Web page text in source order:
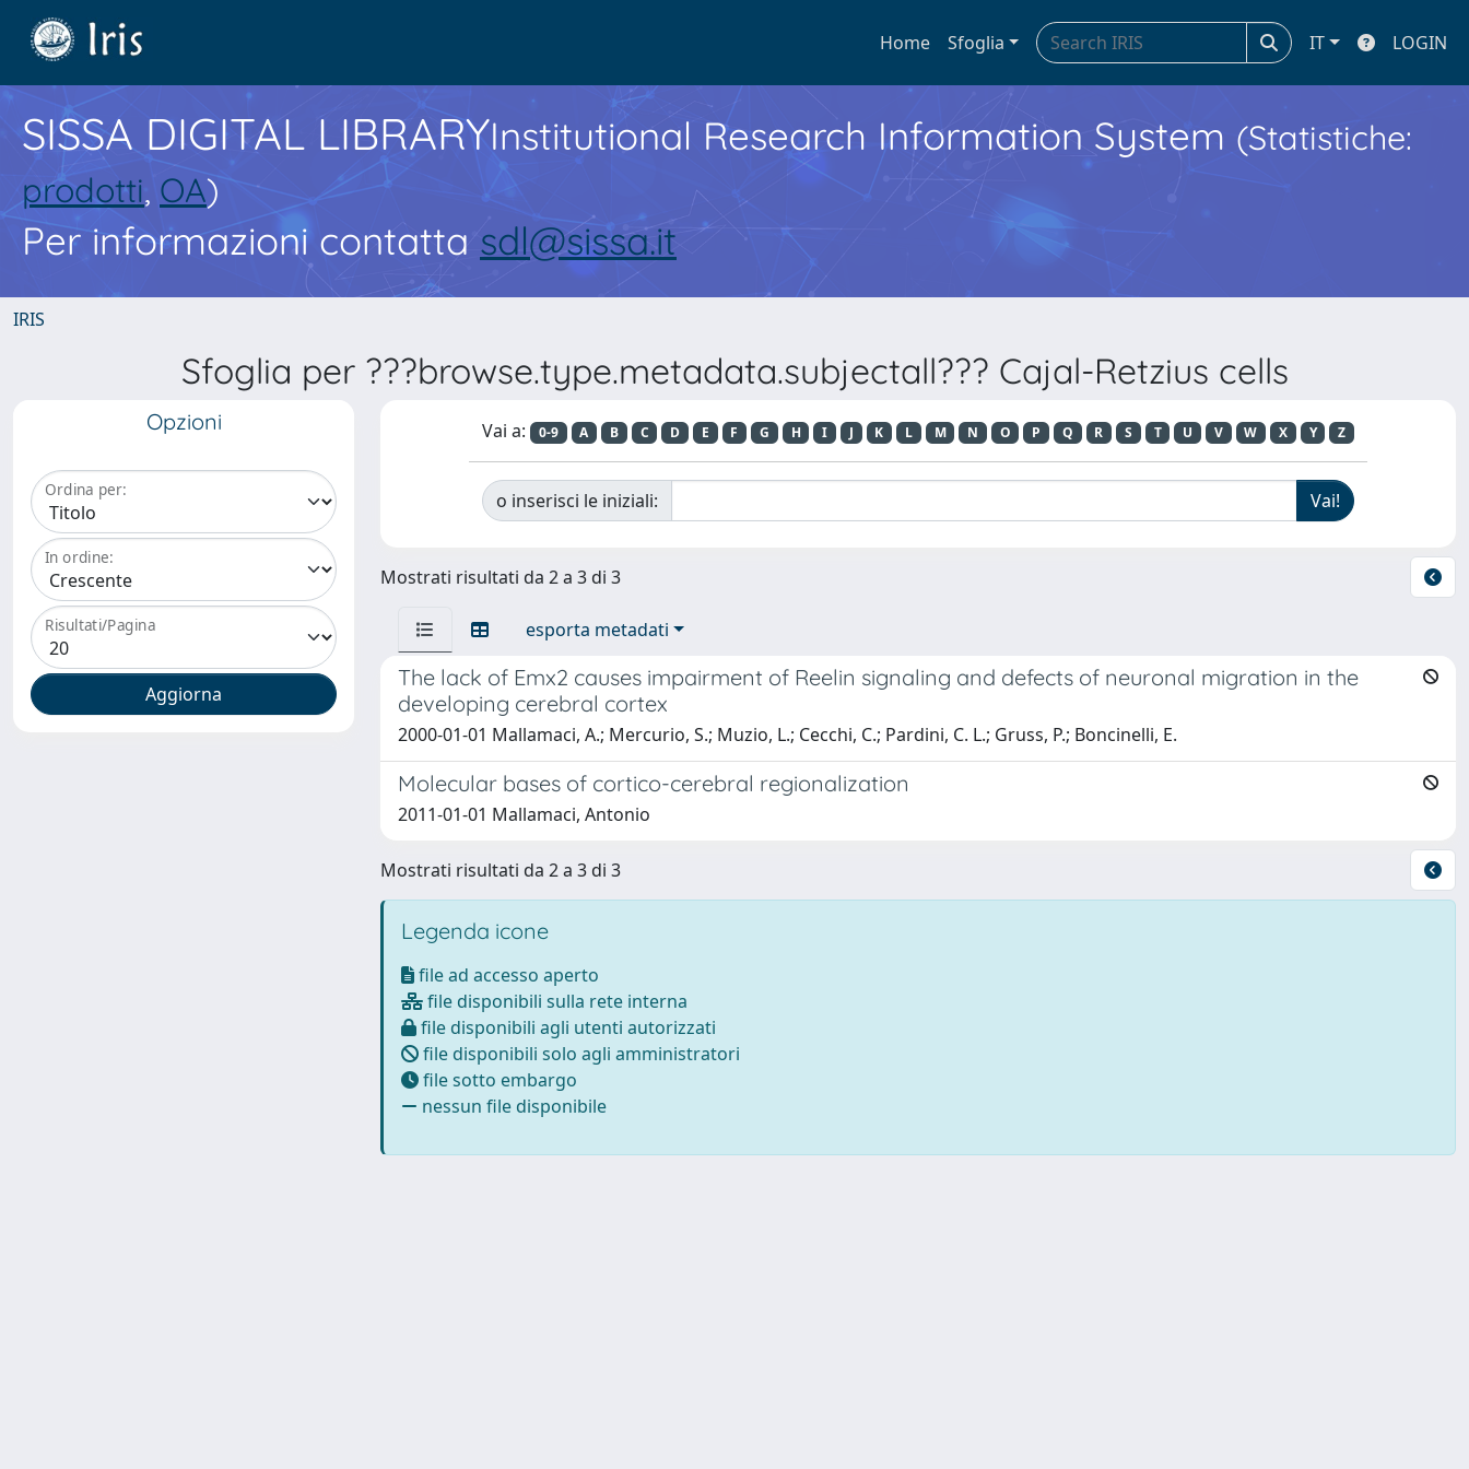
Home Sfoglia IT LOGIN
SISSA DIGITAL LIBRARYInstitutional Research Information System (Statistiche:
prodotti, OA)
Per informazioni contatta sdl@sissa.it
IRIS
Sfoglia per ???browse.type.metadata.subjectall??? Cajal-Retzius cells
Opzioni
Ordina per:
In ordine:
Risultati/Pagina
Vai a: 0-9 A B C D E F G H I J K L M N O P Q R S T U V W X Y Z
o inserisci le iniziali:
Mostrati risultati da 2 a 3 di 3
esporta metadati
The lack of Emx2 causes impairment of Reelin signaling and defects of neuronal migration in the
developing cerebral cortex
2000-01-01 Mallamaci, A.; Mercurio, S.; Muzio, L.; Cecchi, C.; Pardini, C. L.; Gruss, P.; Boncinelli, E.
Molecular bases of cortico-cerebral regionalization
2011-01-01 Mallamaci, Antonio
Mostrati risultati da 2 a 3 di 3
Legenda icone
file ad accesso aperto
file disponibili sulla rete interna
file disponibili agli utenti autorizzati
file disponibili solo agli amministratori
file sotto embargo
nessun file disponibile